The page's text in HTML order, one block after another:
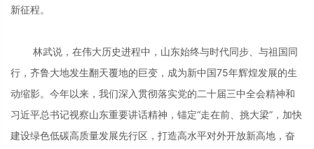
新征程。
林武说，在伟大历史进程中，山东始终与时代同步、与祖国同
行，齐鲁大地发生翻天覆地的巨变，成为新中国75年辉煌发展的生
动缩影。今年以来，我们深入贯彻落实党的二十届三中全会精神和
习近平总书记视察山东重要讲话精神，锚定“走在前、挑大梁”，加快
建设绿色低碳高质量发展先行区，打造高水平对外开放新高地，奋